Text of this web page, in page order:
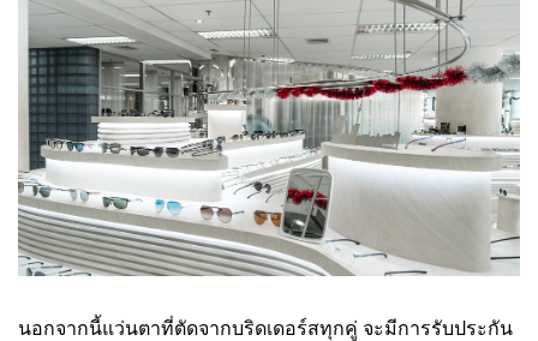
นอกจากนี้แว่นตาที่ตัดจากบริดเดอร์สทุกคู่ จะมีการรับประกัน